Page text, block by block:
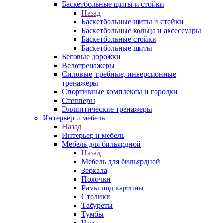
Баскетбольные щиты и стойки
Назад
Баскетбольные щиты и стойки
Баскетбольные кольца и аксессуары
Баскетбольные стойки
Баскетбольные щиты
Беговые дорожки
Велотренажеры
Силовые, гребные, инверсионные
тренажеры
Спортивные комплексы и городки
Степперы
Эллиптические тренажеры
Интерьер и мебель
Назад
Интерьер и мебель
Мебель для бильярдной
Назад
Мебель для бильярдной
Зеркала
Полочки
Рамы под картины
Столики
Табуреты
Тумбы